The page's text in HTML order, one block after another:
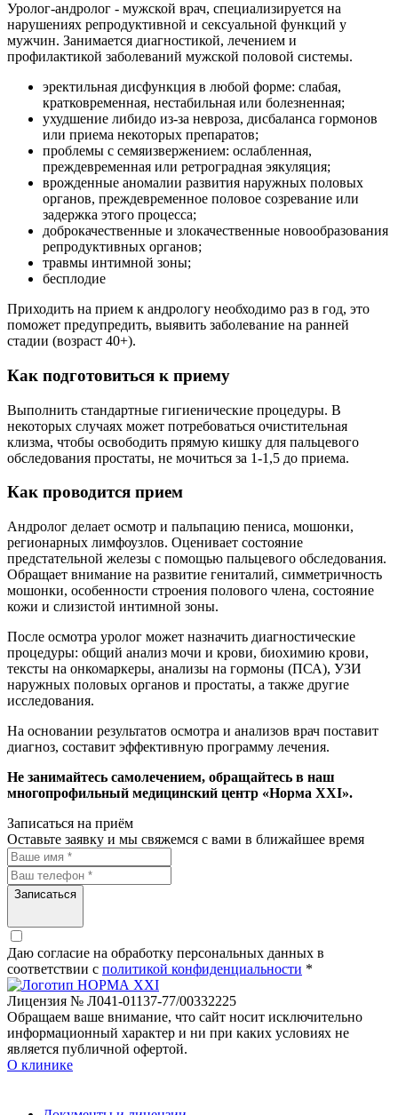
Уролог-андролог - мужской врач, специализируется на
нарушениях репродуктивной и сексуальной функций у
мужчин. Занимается диагностикой, лечением и
профилактикой заболеваний мужской половой системы.
эректильная дисфункция в любой форме: слабая,
кратковременная, нестабильная или болезненная;
ухудшение либидо из-за невроза, дисбаланса гормонов
или приема некоторых препаратов;
проблемы с семяизвержением: ослабленная,
преждевременная или ретроградная эякуляция;
врожденные аномалии развития наружных половых
органов, преждевременное половое созревание или
задержка этого процесса;
доброкачественные и злокачественные новообразования
репродуктивных органов;
травмы интимной зоны;
бесплодие
Приходить на прием к андрологу необходимо раз в год, это
поможет предупредить, выявить заболевание на ранней
стадии (возраст 40+).
Как подготовиться к приему
Выполнить стандартные гигиенические процедуры. В
некоторых случаях может потребоваться очистительная
клизма, чтобы освободить прямую кишку для пальцевого
обследования простаты, не мочиться за 1-1,5 до приема.
Как проводится прием
Андролог делает осмотр и пальпацию пениса, мошонки,
регионарных лимфоузлов. Оценивает состояние
предстательной железы с помощью пальцевого обследования.
Обращает внимание на развитие гениталий, симметричность
мошонки, особенности строения полового члена, состояние
кожи и слизистой интимной зоны.
После осмотра уролог может назначить диагностические
процедуры: общий анализ мочи и крови, биохимию крови,
тексты на онкомаркеры, анализы на гормоны (ПСА), УЗИ
наружных половых органов и простаты, а также другие
исследования.
На основании результатов осмотра и анализов врач поставит
диагноз, составит эффективную программу лечения.
Не занимайтесь самолечением, обращайтесь в наш
многопрофильный медицинский центр «Норма ХХI».
Записаться на приём
Оставьте заявку и мы свяжемся с вами в ближайшее время
Записаться
Даю согласие на обработку персональных данных в
соответствии c политикой конфиденциальности *
Лицензия № Л041-01137-77/00332225
Обращаем ваше внимание, что сайт носит исключительно
информационный характер и ни при каких условиях не
является публичной офертой.
О клинике